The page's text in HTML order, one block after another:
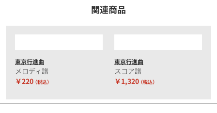
関連商品
東京行進曲
メロディ譜
￥220（税込）
東京行進曲
スコア譜
￥1,320（税込）